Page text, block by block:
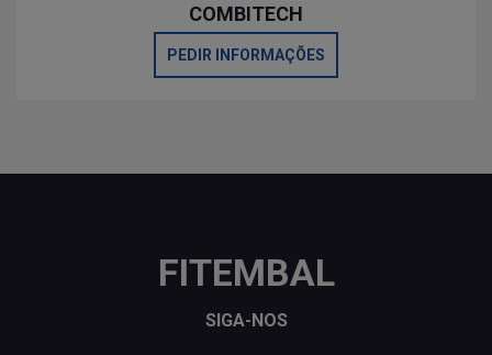
COMBITECH
PEDIR INFORMAÇÕES
FITEMBAL
SIGA-NOS